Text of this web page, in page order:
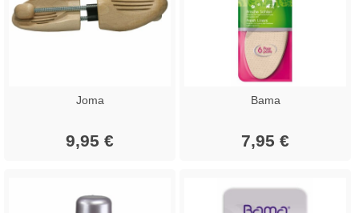
Joma
9,95 €
Bama
7,95 €